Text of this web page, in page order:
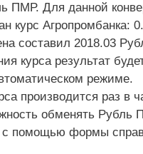
ПМР. Для данной
курс Агропромбанка:
составил 2018.03
курса результат
режиме.
производится раз в
обменять Рубль
с помощью формы